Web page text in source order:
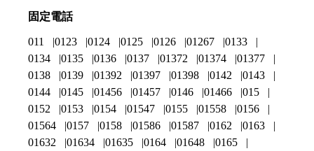
固定電話
011 0123 0124 0125 0126 01267
0133
0134
0135 0136 0137 01372 01374
01377
0138
0139 01392 01397 01398 0142
0143
0144
0145 01456 01457 0146 01466
015
0152
0153 0154 01547 0155 01558
0156
01564
0157 0158 01586 01587 0162
0163
01632
01634 01635 0164 01648
0165